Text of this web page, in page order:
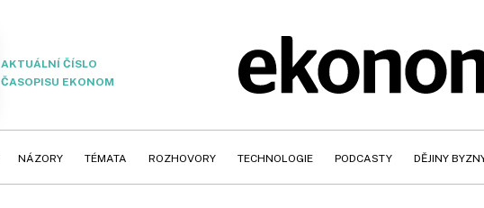
AKTUÁLNÍ ČÍSLO
ČASOPISU EKONOM
NÁZORY TÉMATA ROZHOVORY TECHNOLOGIE PODCASTY DĚJINY